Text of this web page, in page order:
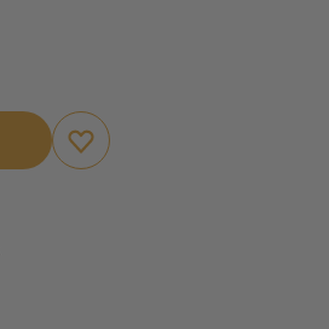
Aggiungi ai preferiti
borrar favoritos